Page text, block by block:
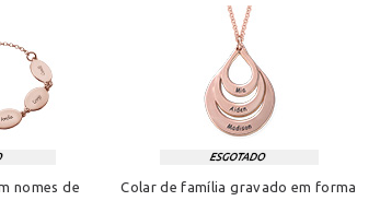
nomes de
Colar de família gravado em forma